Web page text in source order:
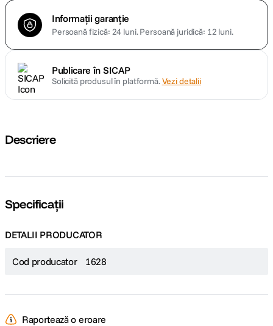
9. dji mic mini
10 dji osmo
Informații garanție
Persoană fizică: 24 luni.Persoană juridică: 12 luni.
Publicare în SICAP
Solicită produsul în platformă.Vezi detalii
Descriere
Specificații
DETALII PRODUCATOR
Cod producator 1628
Raportează o eroare